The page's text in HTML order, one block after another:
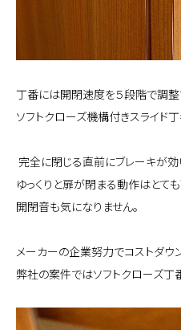
丁番には開閉速度を５段階で調整
ソフトクローズ機構付きスライド丁
完全に閉じる直前にブレーキが効
ゆっくりと扉が閉まる動作はとて
開閉音も気になりません。
メーカーの企業努力でコストダウン
弊社の案件ではソフトクローズ丁